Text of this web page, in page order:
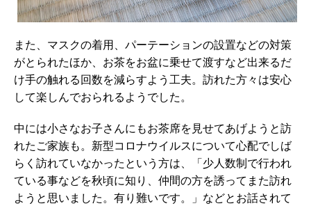
また、マスクの着用、パーテーションの設置などの対策
がとられたほか、お茶をお盆に乗せて渡すなど出来るだ
け手の触れる回数を減らすよう工夫。訪れた方々は安心
して楽しんでおられるようでした。
中には小さなお子さんにもお茶席を見せてあげようと訪
れたご家族も。新型コロナウイルスについて心配でしば
らく訪れていなかったという方は、「少人数制で行われ
ている事などを秋頃に知り、仲間の方を誘ってまた訪れ
ようと思いました。有り難いです。」などとお話されて